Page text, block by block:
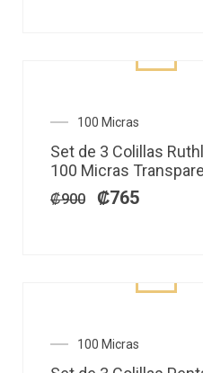
100 Micras
Set de 3 Colillas
100 Micras
₡900
El
precio
original
era:
₡900.
₡765
precio
actual
es:
₡765.
100 Micras
El
precioprecio